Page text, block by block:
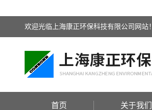
欢迎光临上海康正环保科技有限公司网站！
首页 关于我们